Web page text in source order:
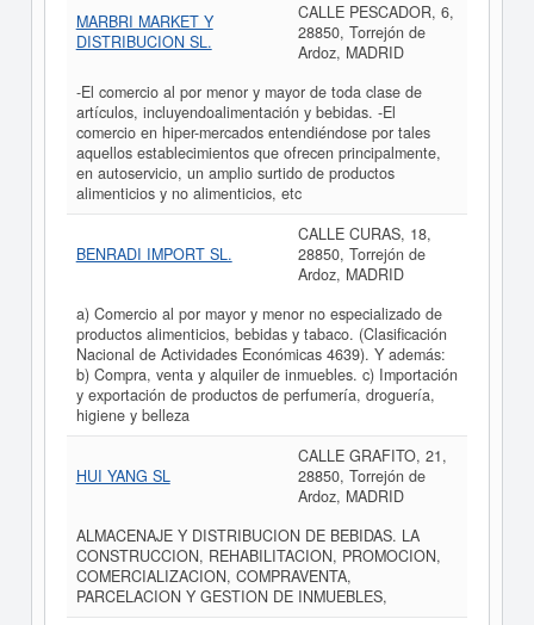
MARBRI MARKET Y
DISTRIBUCION SL.
CALLE PESCADOR, 6,
28850, Torrejón de
Ardoz, MADRID
-El comercio al por menor y mayor de toda clase de
artículos, incluyendoalimentación y bebidas. -El
comercio en hiper-mercados entendiéndose por tales
aquellos establecimientos que ofrecen principalmente,
en autoservicio, un amplio surtido de productos
alimenticios y no alimenticios, etc
BENRADI IMPORT SL.
CALLE CURAS, 18,
28850, Torrejón de
Ardoz, MADRID
a) Comercio al por mayor y menor no especializado de
productos alimenticios, bebidas y tabaco. (Clasificación
Nacional de Actividades Económicas 4639). Y además:
b) Compra, venta y alquiler de inmuebles. c) Importación
y exportación de productos de perfumería, droguería,
higiene y belleza
HUI YANG SL
CALLE GRAFITO, 21,
28850, Torrejón de
Ardoz, MADRID
ALMACENAJE Y DISTRIBUCION DE BEBIDAS. LA
CONSTRUCCION, REHABILITACION, PROMOCION,
COMERCIALIZACION, COMPRAVENTA,
PARCELACION Y GESTION DE INMUEBLES,